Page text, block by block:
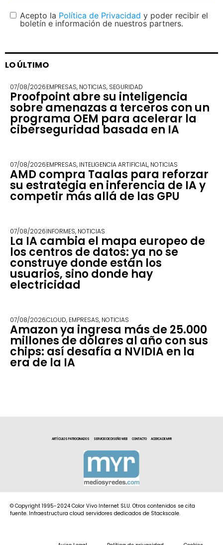
Acepto la Política de Privacidad y poder recibir el
boletín e información de nuestros partners.
LO ÚLTIMO
07/08/2026EMPRESAS, NOTICIAS, SEGURIDAD
Proofpoint abre su inteligencia
sobre amenazas a terceros con un
programa OEM para acelerar la
ciberseguridad basada en IA
07/08/2026EMPRESAS, INTELIGENCIA ARTIFICIAL, NOTICIAS
AMD compra Taalas para reforzar
su estrategia en inferencia de IA y
competir más allá de las GPU
07/08/2026INFORMES, NOTICIAS
La IA cambia el mapa europeo de
los centros de datos: ya no se
construye donde están los
usuarios, sino donde hay
electricidad
07/08/2026CLOUD, EMPRESAS, NOTICIAS
Amazon ya ingresa más de 25.000
millones de dólares al año con sus
chips: así desafía a NVIDIA en la
era de la IA
ARTÍCULOS PATROCINADOS SERVICIO DE DISEÑO WEB CONTACTO ACERCA DE MYR
© Copyright 1995-2024 Color Vivo Internet SLU. Otros contenidos se cita
fuente. Infraestructura cloud servidores dedicados de Stackscale.